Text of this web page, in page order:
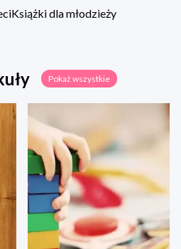
Książki dla młodzieży
Pokaż wszystkie